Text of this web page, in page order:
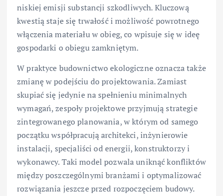
niskiej emisji substancji szkodliwych. Kluczową
kwestią staje się trwałość i możliwość powrotnego
włączenia materiału w obieg, co wpisuje się w ideę
gospodarki o obiegu zamkniętym.
W praktyce budownictwo ekologiczne oznacza także
zmianę w podejściu do projektowania. Zamiast
skupiać się jedynie na spełnieniu minimalnych
wymagań, zespoły projektowe przyjmują strategie
zintegrowanego planowania, w którym od samego
początku współpracują architekci, inżynierowie
instalacji, specjaliści od energii, konstruktorzy i
wykonawcy. Taki model pozwala uniknąć konfliktów
między poszczególnymi branżami i optymalizować
rozwiązania jeszcze przed rozpoczęciem budowy.